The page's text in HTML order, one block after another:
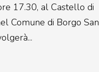
17.30, al Castello di
Comune di Borgo San